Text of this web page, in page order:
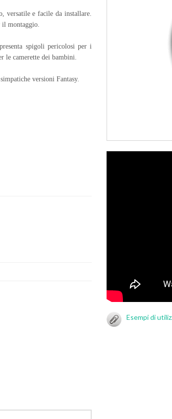
versatile e facile da installare.
il montaggio.
spigoli pericolosi per i
le camerette dei bambini.
versioni Fantasy.
Esempi di